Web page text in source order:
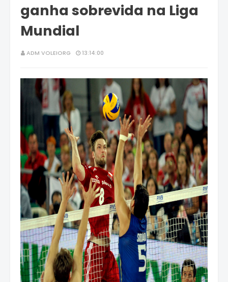
ganha sobrevida na Liga
Mundial
ADM VOLEIORG 13:14:00